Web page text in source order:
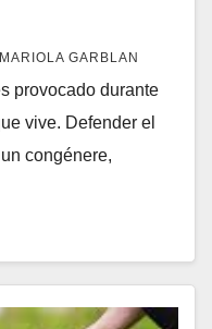
MARIOLA GARBLAN
provocado durante
vive. Defender el
congénere,